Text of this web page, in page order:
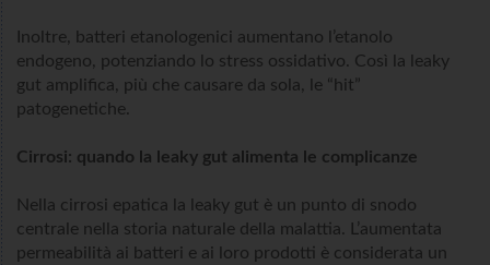
Inoltre, batteri etanologenici aumentano l’etanolo
endogeno, potenziando lo stress ossidativo. Così la leaky
gut amplifica, più che causare da sola, le “hit”
patogenetiche.
Cirrosi: quando la leaky gut alimenta le complicanze
Nella cirrosi epatica la leaky gut è un punto di snodo
centrale nella storia naturale della malattia. L’aumentata
permeabilità ai batteri e ai loro prodotti è considerata un